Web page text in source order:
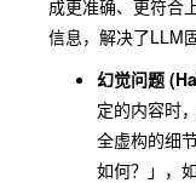
成更准确、更符合
信息，解决了LLM
幻觉问题
定的内容时
全虚构的细
如何？」，